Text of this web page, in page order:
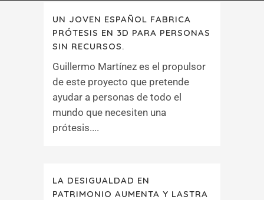
UN JOVEN ESPAÑOL FABRICA
PRÓTESIS EN 3D PARA PERSONAS
SIN RECURSOS.
Guillermo Martínez es el propulsor
de este proyecto que pretende
ayudar a personas de todo el
mundo que necesiten una
prótesis....
LA DESIGUALDAD EN
PATRIMONIO AUMENTA Y LASTRA